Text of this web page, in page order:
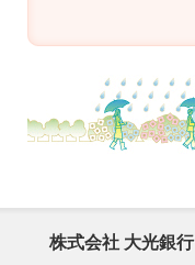
株式会社 大光銀行